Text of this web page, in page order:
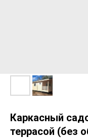
Каркасный
террасой (без